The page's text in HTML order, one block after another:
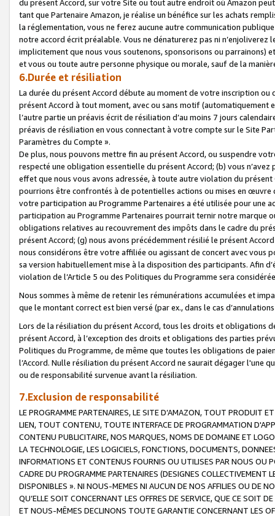
du présent Accord, sur votre Site ou tout autre endroit où Amazon
tant que Partenaire Amazon, je réalise un bénéfice sur les achats
la réglementation, vous ne ferez aucune autre communication
notre accord écrit préalable. Vous ne dénaturerez pas ni
implicitement que nous vous soutenons, sponsorisons ou parrainons)
et vous ou toute autre personne physique ou morale, sauf de la
6.Durée et résiliation
La durée du présent Accord débute au moment de votre inscription
présent Accord à tout moment, avec ou sans motif (automatiquement
l’autre partie un préavis écrit de résiliation d’au moins 7 jours
préavis de résiliation en vous connectant à votre compte sur le Site
Paramètres du Compte ».
De plus, nous pouvons mettre fin au présent Accord, ou suspendre
respecté une obligation essentielle du présent Accord; (b) vous
effet que nous vous avons adressée, à toute autre violation du
pourrions être confrontés à de potentielles actions ou mises en
votre participation au Programme Partenaires a été utilisée pour une
participation au Programme Partenaires pourrait ternir notre marque
obligations relatives au recouvrement des impôts dans le cadre du
présent Accord; (g) nous avons précédemment résilié le présent
nous considérons être votre affiliée ou agissant de concert avec vous
sa version habituellement mise à la disposition des participants. Afin
violation de l’Article 5 ou des Politiques du Programme sera
Nous sommes à même de retenir les rémunérations accumulées et
que le montant correct est bien versé (par ex., dans le cas
Lors de la résiliation du présent Accord, tous les droits et obligations
présent Accord, à l’exception des droits et obligations des parties
Politiques du Programme, de même que toutes les obligations de
l’Accord. Nulle résiliation du présent Accord ne saurait dégager l'une
ou de responsabilité survenue avant la résiliation.
7.Exclusion de responsabilité
LE PROGRAMME PARTENAIRES, LE SITE D’AMAZON, TOUT PRODUIT
LIEN, TOUT CONTENU, TOUTE INTERFACE DE PROGRAMMATION
CONTENU PUBLICITAIRE, NOS MARQUES, NOMS DE DOMAINE ET
LA TECHNOLOGIE, LES LOGICIELS, FONCTIONS, DOCUMENTS,
INFORMATIONS ET CONTENUS FOURNIS OU UTILISES PAR NOUS OU
CADRE DU PROGRAMME PARTENAIRES (DESIGNES COLLECTIVEMENT
DISPONIBLES ». NI NOUS-MEMES NI AUCUN DE NOS AFFILIES OU DE
QU’ELLE SOIT CONCERNANT LES OFFRES DE SERVICE, QUE CE SOIT
ET NOUS-MÊMES DECLINONS TOUTE GARANTIE CONCERNANT LES